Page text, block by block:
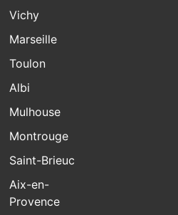
Vichy
Marseille
Toulon
Albi
Mulhouse
Montrouge
Saint-Brieuc
Aix-en-
Provence